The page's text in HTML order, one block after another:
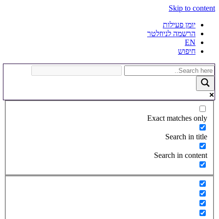
Skip to content
יומן פעילות
הרשמה לניוזלטר
EN
חיפוש
Exact matches only
Search in title
Search in content